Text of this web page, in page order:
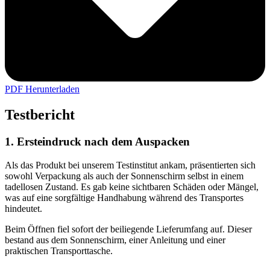
PDF Herunterladen
Testbericht
1. Ersteindruck nach dem Auspacken
Als das Produkt bei unserem Testinstitut ankam, präsentierten sich
sowohl Verpackung als auch der Sonnenschirm selbst in einem
tadellosen Zustand. Es gab keine sichtbaren Schäden oder Mängel,
was auf eine sorgfältige Handhabung während des Transportes
hindeutet.
Beim Öffnen fiel sofort der beiliegende Lieferumfang auf. Dieser
bestand aus dem Sonnenschirm, einer Anleitung und einer
praktischen Transporttasche.